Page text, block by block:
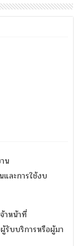
น
และการใช้งบ
าหน้าที่
รับบริการหรือผู้มา